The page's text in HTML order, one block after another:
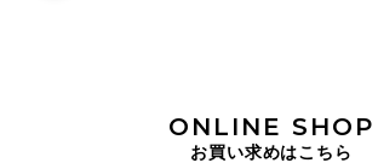
ONLINE SHOP
お買い求めはこちら